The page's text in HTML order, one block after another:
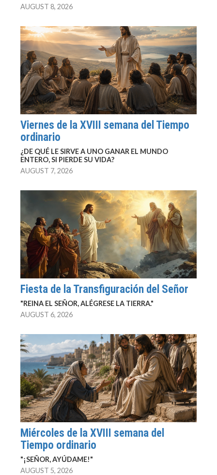
AUGUST 8, 2026
Viernes de la XVIII semana del Tiempo
ordinario
¿DE QUÉ LE SIRVE A UNO GANAR EL MUNDO
ENTERO, SI PIERDE SU VIDA?
AUGUST 7, 2026
Fiesta de la Transfiguración del Señor
"REINA EL SEÑOR, ALÉGRESE LA TIERRA."
AUGUST 6, 2026
Miércoles de la XVIII semana del
Tiempo ordinario
"¡SEÑOR, AYÚDAME!"
AUGUST 5, 2026